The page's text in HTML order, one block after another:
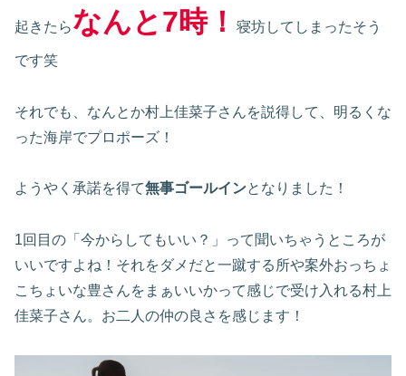
起きたらなんと7時！ 寝坊してしまったそう
です笑
それでも、なんとか村上佳菜子さんを説得して、明るくな
った海岸でプロポーズ！
ようやく承諾を得て無事ゴールインとなりました！
1回目の「今からしてもいい？」って聞いちゃうところが
いいですよね！それをダメだと一蹴する所や案外おっちょ
こちょいな豊さんをまぁいいかって感じで受け入れる村上
佳菜子さん。お二人の仲の良さを感じます！